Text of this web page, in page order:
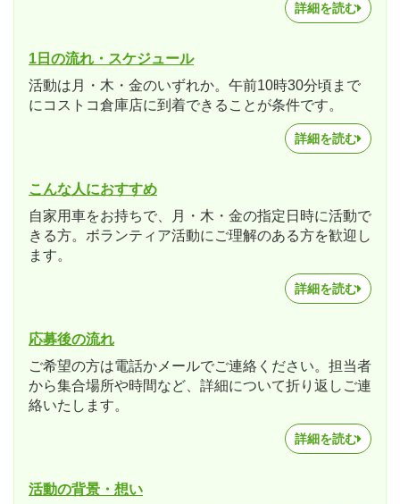
詳細を読む
1日の流れ・スケジュール
活動は月・木・金のいずれか。午前10時30分頃まで
にコストコ倉庫店に到着できることが条件です。
詳細を読む
こんな人におすすめ
自家用車をお持ちで、月・木・金の指定日時に活動で
きる方。ボランティア活動にご理解のある方を歓迎し
ます。
詳細を読む
応募後の流れ
ご希望の方は電話かメールでご連絡ください。担当者
から集合場所や時間など、詳細について折り返しご連
絡いたします。
詳細を読む
活動の背景・想い